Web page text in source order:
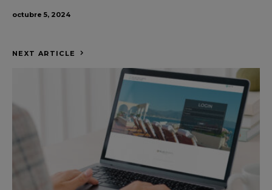
octubre 5, 2024
NEXT ARTICLE